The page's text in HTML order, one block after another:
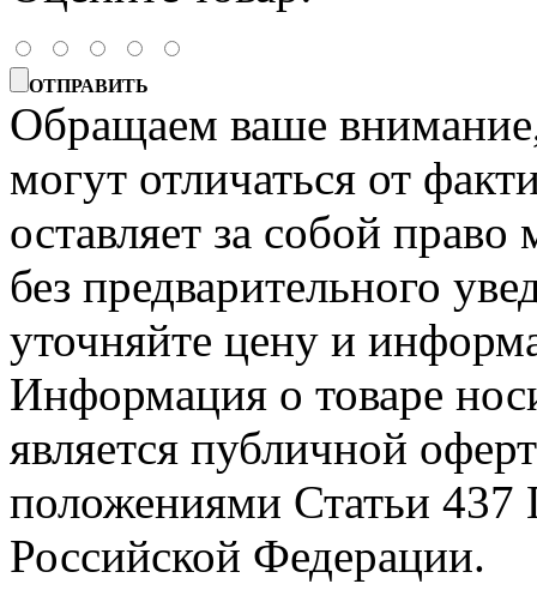
ОТПРАВИТЬ
Обращаем ваше
могут отличаться от
оставляет за собой право
без предварительного
уточняйте цену и
Информация о товаре
является публичной
положениями Статьи 437
Российской Федерации.